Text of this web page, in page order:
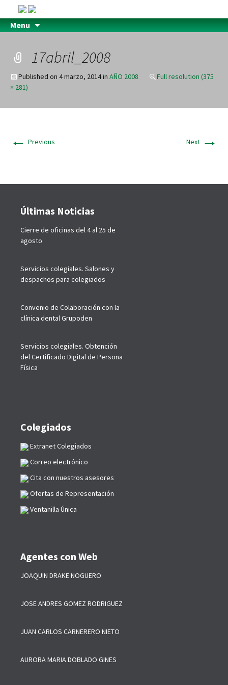
Menu
17abril_2008
Published on 4 marzo, 2014in AÑO 2008
Full resolution (375
× 281)
← Previous Next →
Últimas Noticias
Cierre de oficinas del 4 al 25 de
agosto
Servicios colegiales. Salones y
despachos para colegiados
Convenio de Colaboración con la
clínica dental Grupoden
Servicios colegiales. Obtención
del Certificado Digital de Persona
Física
Colegiados
Extranet Colegiados
Correo electrónico
Cita con nuestros asesores
Ofertas de Representación
Ventanilla Única
Agentes con Web
JOAQUIN DRAKE NOGUERO
JOSE ANDRES GOMEZ RODRIGUEZ
JUAN CARLOS CARNERERO NIETO
AURORA MARIA DOBLADO GINES